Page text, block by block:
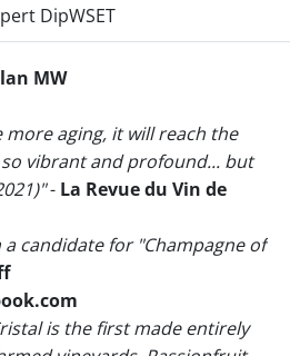
DipWSET
MW
more aging, it will reach the
vibrant and profound... but
- La Revue du Vin de
a candidate for "Champagne of
is the first made entirely